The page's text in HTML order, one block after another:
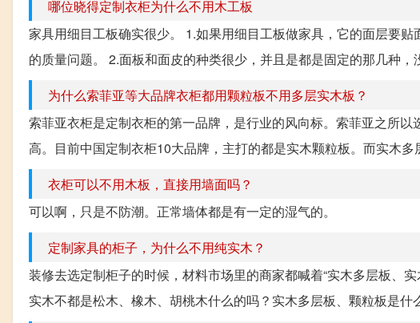
哪位晓得定制衣柜为什么不用木工板
家具用细目工板确实很少。 1.如果用细目工板做家具，它的面层要
的质量问题。 2.面板和面皮的种类很少，并且是都是固定的那几种
为什么索菲亚等大品牌衣柜都用颗粒板不用多层实木板？
索菲亚衣柜是定制衣柜的第一品牌，是行业的风向标。索菲亚之所
高。目前中国定制衣柜10大品牌，主打的都是实木颗粒板。而实木
衣柜可以不用木板，直接用墙面吗？
可以啊，只是不防潮。正常墙体都是有一定的湿气的。
定制家具的柜子，为什么不用纯实木？
装修去选定制柜子的时候，材料市场里的商家都喊着“实木多层板、
实木不都是松木、橡木、胡桃木什么的吗？实木多层板、颗粒板是什